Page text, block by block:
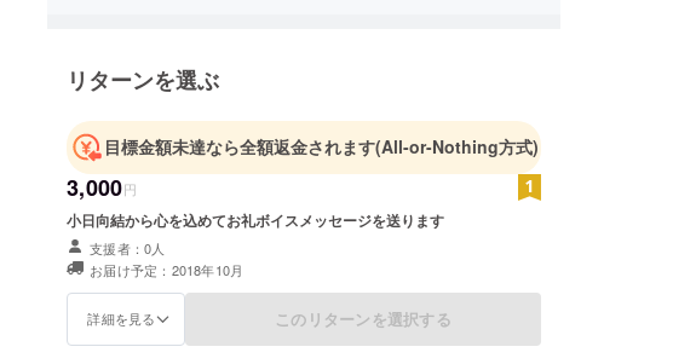
リターンを選ぶ
目標金額未達なら全額返金されます(All-or-Nothing方式)
3,000円
小日向結から心を込めてお礼ボイスメッセージを送ります
支援者：0人
お届け予定：2018年10月
詳細を見る このリターンを選択する